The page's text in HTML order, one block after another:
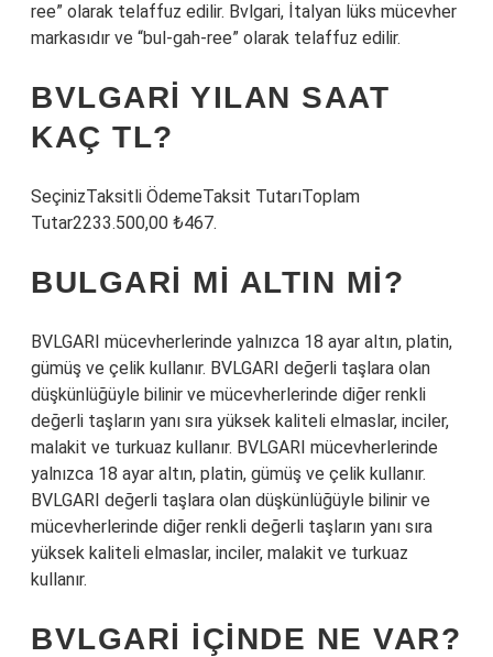
ree” olarak telaffuz edilir. Bvlgari, İtalyan lüks mücevher
markasıdır ve “bul-gah-ree” olarak telaffuz edilir.
BVLGARI YILAN SAAT
KAÇ TL?
SeçinizTaksitli ÖdemeTaksit TutarıToplam
Tutar2233.500,00 ₺467.
BULGARI MI ALTIN MI?
BVLGARI mücevherlerinde yalnızca 18 ayar altın, platin,
gümüş ve çelik kullanır. BVLGARI değerli taşlara olan
düşkünlüğüyle bilinir ve mücevherlerinde diğer renkli
değerli taşların yanı sıra yüksek kaliteli elmaslar, inciler,
malakit ve turkuaz kullanır. BVLGARI mücevherlerinde
yalnızca 18 ayar altın, platin, gümüş ve çelik kullanır.
BVLGARI değerli taşlara olan düşkünlüğüyle bilinir ve
mücevherlerinde diğer renkli değerli taşların yanı sıra
yüksek kaliteli elmaslar, inciler, malakit ve turkuaz
kullanır.
BVLGARI IÇINDE NE VAR?